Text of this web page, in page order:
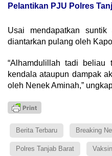
Pelantikan PJU Polres
Usai mendapatkan
diantarkan pulang oleh
“Alhamdulillah tadi beliau
kendala ataupun dampak
oleh Nenek Aminah,”
Berita Terbaru Breaking
Polres Tanjab Barat